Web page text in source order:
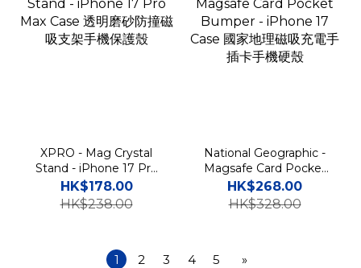
XPRO - Mag Crystal
Stand - iPhone 17 Pro
Max Case 透明磨砂防撞磁
吸支架手機保護殼
HK$178.00
HK$238.00
National Geographic -
Magsafe Card Pocket
Bumper - iPhone 17
Case 國家地理磁吸充電手
插卡手機硬殼
HK$268.00
HK$328.00
1 2 3 4 5 »